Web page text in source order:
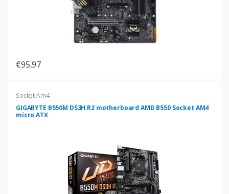
€95,97
Socket Am4
GIGABYTE B550M DS3H R2 motherboard AMD B550 Socket AM4
micro ATX